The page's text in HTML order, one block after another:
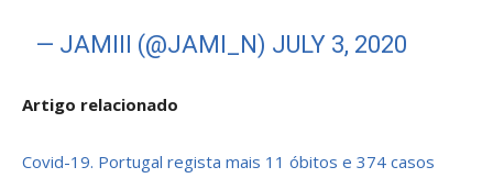
— JAMIII (@JAMI_N) JULY 3, 2020
Artigo relacionado
Covid-19. Portugal regista mais 11 óbitos e 374 casos